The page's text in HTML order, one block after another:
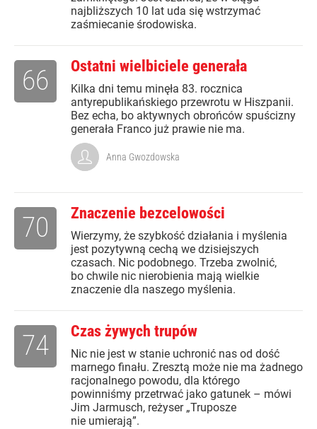
najbliższych 10 lat uda się wstrzymać
zaśmiecanie środowiska.
Ostatni wielbiciele generała
Kilka dni temu minęła 83. rocznica
antyrepublikańskiego przewrotu w Hiszpanii.
Bez echa, bo aktywnych obrońców spuścizny
generała Franco już prawie nie ma.
66
Anna Gwozdowska
Znaczenie bezcelowości
Wierzymy, że szybkość działania i myślenia
jest pozytywną cechą we dzisiejszych
czasach. Nic podobnego. Trzeba zwolnić,
bo chwile nic nierobienia mają wielkie
znaczenie dla naszego myślenia.
70
Czas żywych trupów
Nic nie jest w stanie uchronić nas od dość
marnego finału. Zresztą może nie ma żadnego
racjonalnego powodu, dla którego
powinniśmy przetrwać jako gatunek – mówi
Jim Jarmusch, reżyser „Truposze
nie umierają”.
74